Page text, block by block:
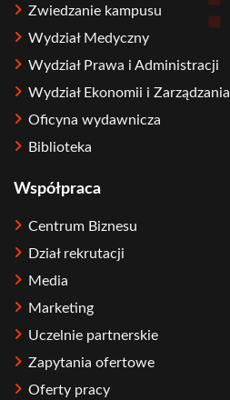
Zwiedzanie kampusu
Wydział Medyczny
Wydział Prawa i Administracji
Wydział Ekonomii i Zarządzania
Oficyna wydawnicza
Biblioteka
Współpraca
Centrum Biznesu
Dział rekrutacji
Media
Marketing
Uczelnie partnerskie
Zapytania ofertowe
Oferty pracy